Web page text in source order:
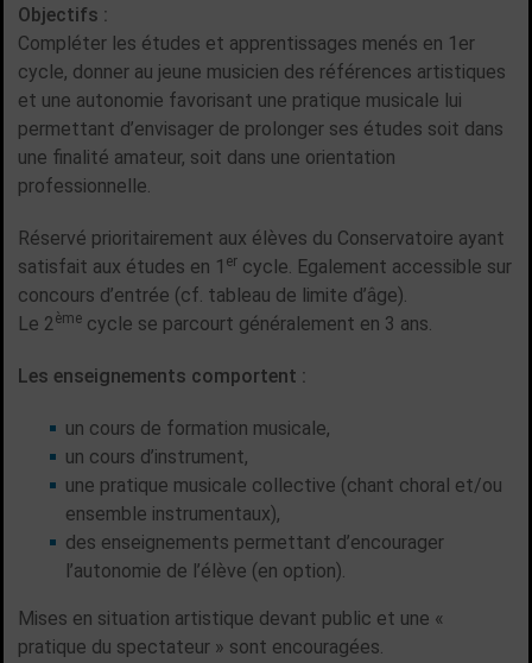
Objectifs :
Compléter les études et apprentissages menés en 1er
cycle, donner au jeune musicien des références artistiques
et une autonomie favorisant une pratique musicale lui
permettant d’envisager de prolonger ses études soit dans
une finalité amateur, soit dans une orientation
professionnelle.
Réservé prioritairement aux élèves du Conservatoire ayant
satisfait aux études en 1 er cycle. Egalement accessible sur
concours d’entrée (cf. tableau de limite d’âge).
Le 2ème cycle se parcourt généralement en 3 ans.
Les enseignements comportent :
un cours de formation musicale,
un cours d’instrument,
une pratique musicale collective (chant choral et/ou
ensemble instrumentaux),
des enseignements permettant d’encourager
l’autonomie de l’élève (en option).
Mises en situation artistique devant public et une «
pratique du spectateur » sont encouragées.